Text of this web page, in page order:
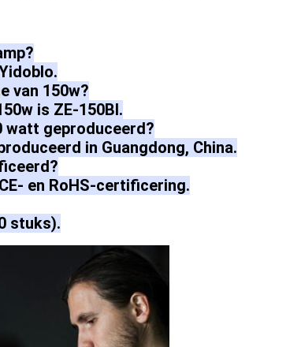
van 150w?
is ZE-150BI.
watt geproduceerd?
in Guangdong, China.
en RoHS-certificering.
stuks).